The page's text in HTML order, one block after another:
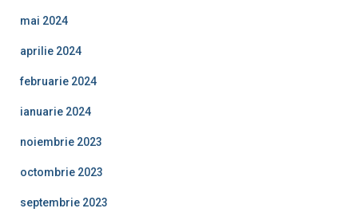
mai 2024
aprilie 2024
februarie 2024
ianuarie 2024
noiembrie 2023
octombrie 2023
septembrie 2023